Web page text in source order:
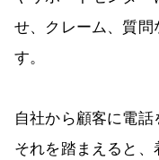
せ、クレーム、質問
す。
自社から顧客に電話
それを踏まえると